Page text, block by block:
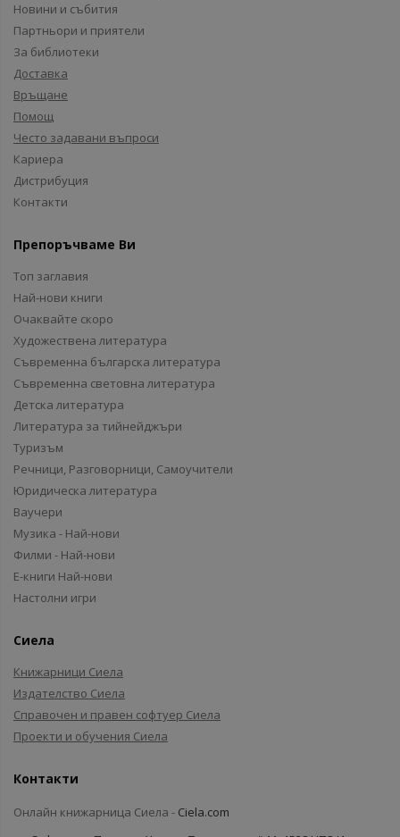
Новини и събития
Партньори и приятели
За библиотеки
Доставка
Връщане
Помощ
Често задавани въпроси
Кариера
Дистрибуция
Контакти
Препоръчваме Ви
Топ заглавия
Най-нови книги
Очаквайте скоро
Художествена литература
Съвременна българска литература
Съвременна световна литература
Детска литература
Литература за тийнейджъри
Туризъм
Речници, Разговорници, Самоучители
Юридическа литература
Ваучери
Музика - Най-нови
Филми - Най-нови
Е-книги Най-нови
Настолни игри
Сиела
Книжарници Сиела
Издателство Сиела
Справочен и правен софтуер Сиела
Проекти и обучения Сиела
Контакти
Онлайн книжарница Сиела - Ciela.com